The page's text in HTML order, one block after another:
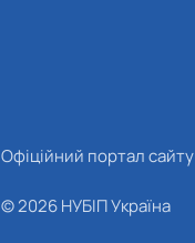
Офіційний портал сайту
© 2026 НУБІП Україна